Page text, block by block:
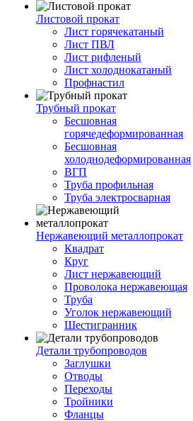
Листовой прокат
Лист горячекатаный
Лист ПВЛ
Лист рифленый
Лист холоднокатаный
Профнастил
Трубный прокат
Бесшовная
горячедеформированная
Бесшовная
холоднодеформированная
ВГП
Труба профильная
Труба электросварная
Нержавеющий металлопрокат
Квадрат
Круг
Лист нержавеющий
Проволока нержавеющая
Труба
Уголок нержавеющий
Шестигранник
Детали трубопроводов
Заглушки
Отводы
Переходы
Тройники
Фланцы